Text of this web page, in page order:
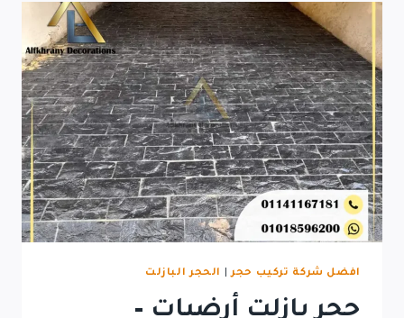
تعرف
على
أنواعه
واستخداماته
في
العمارة
المصرية
افضل شركة تركيب حجر| الحجر البازلت
حجر بازلت أرضيات –